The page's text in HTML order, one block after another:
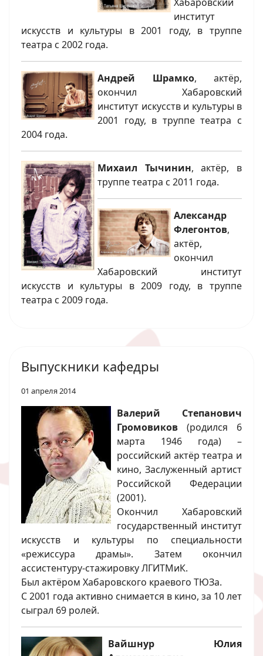
институт
искусств и культуры в 2001 году, в труппе
театра с 2002 года.
Андрей Шрамко, актёр,
окончил Хабаровский
институт искусств и культуры в
2001 году, в труппе театра с
2004 года.
Михаил Тычинин, актёр, в
труппе театра с 2011 года.
Александр
Флегонтов,
актёр,
окончил
Хабаровский институт
искусств и культуры в 2009 году, в труппе
театра с 2009 года.
Выпускники кафедры
01 апреля 2014
Валерий Степанович
Громовиков (родился 6
марта 1946 года) –
российский актёр театра и
кино, Заслуженный артист
Российской Федерации
(2001).
Окончил Хабаровский
государственный институт
искусств и культуры по специальности
«режиссура драмы». Затем окончил
ассистентуру-стажировку ЛГИТМиК.
Был актёром Хабаровского краевого ТЮЗа.
С 2001 года активно снимается в кино, за 10 лет
сыграл 69 ролей.
Вайшнур Юлия